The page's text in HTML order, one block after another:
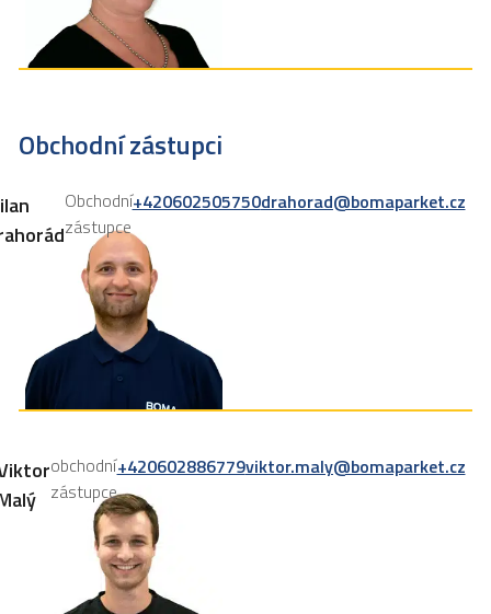
Obchodní zástupci
Obchodní
zástupce
+420602505750drahorad@bomaparket.cz
obchodní
zástupce
+420602886779viktor.maly@bomaparket.cz